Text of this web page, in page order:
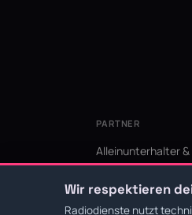
PARTNER
Alleinunterhalter
KI Niederrhein -
Wir respektieren
Radiodienste nutzt